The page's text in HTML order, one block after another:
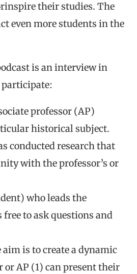
inspire their studies. The
even more students in the
is an interview in
participate:
professor (AP)
historical subject.
conducted research that
with the professor’s or
who leads the
to ask questions and
is to create a dynamic
or AP (1) can present their